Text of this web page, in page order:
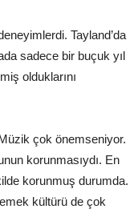
Tayland’da
sadece bir buçuk yıl
olduklarını
çok önemseniyor.
korunmasıydı. En
korunmuş durumda.
kültürü de çok